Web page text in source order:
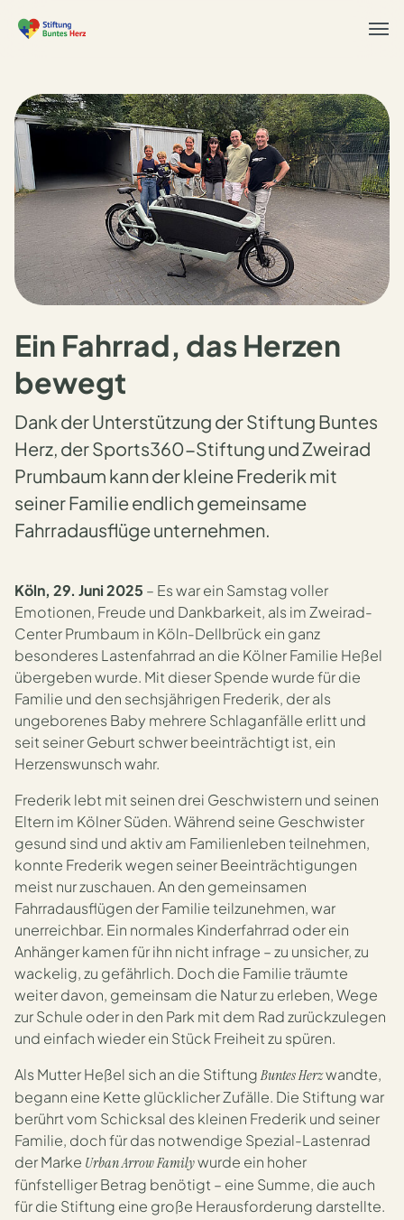
Ein Fahrrad, das Herzen
bewegt
Dank der Unterstützung der Stiftung Buntes
Herz, der Sports360-Stiftung und Zweirad
Prumbaum kann der kleine Frederik mit
seiner Familie endlich gemeinsame
Fahrradausflüge unternehmen.
Köln, 29. Juni 2025 – Es war ein Samstag voller
Emotionen, Freude und Dankbarkeit, als im Zweirad-
Center Prumbaum in Köln-Dellbrück ein ganz
besonderes Lastenfahrrad an die Kölner Familie Heßel
übergeben wurde. Mit dieser Spende wurde für die
Familie und den sechsjährigen Frederik, der als
ungeborenes Baby mehrere Schlaganfälle erlitt und
seit seiner Geburt schwer beeinträchtigt ist, ein
Herzenswunsch wahr.
Frederik lebt mit seinen drei Geschwistern und seinen
Eltern im Kölner Süden. Während seine Geschwister
gesund sind und aktiv am Familienleben teilnehmen,
konnte Frederik wegen seiner Beeinträchtigungen
meist nur zuschauen. An den gemeinsamen
Fahrradausflügen der Familie teilzunehmen, war
unerreichbar. Ein normales Kinderfahrrad oder ein
Anhänger kamen für ihn nicht infrage – zu unsicher, zu
wackelig, zu gefährlich. Doch die Familie träumte
weiter davon, gemeinsam die Natur zu erleben, Wege
zur Schule oder in den Park mit dem Rad zurückzulegen
und einfach wieder ein Stück Freiheit zu spüren.
Als Mutter Heßel sich an die StiftungBuntes Herzwandte,
begann eine Kette glücklicher Zufälle. Die Stiftung war
berührt vom Schicksal des kleinen Frederik und seiner
Familie, doch für das notwendige Spezial-Lastenrad
der Marke Urban Arrow Familywurde ein hoher
fünfstelliger Betrag benötigt – eine Summe, die auch
für die Stiftung eine große Herausforderung darstellte.